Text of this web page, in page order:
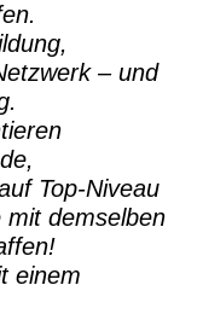
– und
Top-Niveau
mit demselben
einem